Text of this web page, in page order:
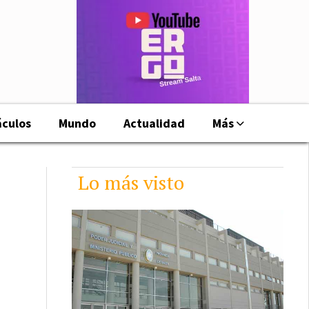
Mundo Actualidad Más
Lo más visto